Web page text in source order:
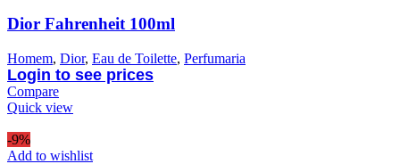
Dior Fahrenheit 100ml
Homem, Dior, Eau de Toilette, Perfumaria
Login to see prices
Compare
Quick view
-9%
Add to wishlist